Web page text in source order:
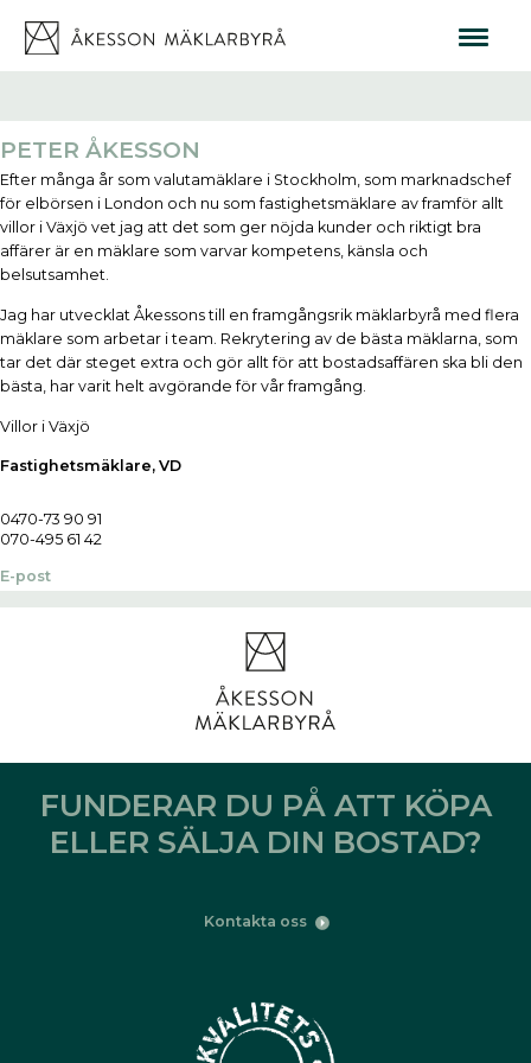
PETER ÅKESSON
Efter många år som valutamäklare i Stockholm, som marknadschef
för elbörsen i London och nu som fastighetsmäklare av framför allt
villor i Växjö vet jag att det som ger nöjda kunder och riktigt bra
affärer är en mäklare som varvar kompetens, känsla och
belsutsamhet.
Jag har utvecklat Åkessons till en framgångsrik mäklarbyrå med flera
mäklare som arbetar i team. Rekrytering av de bästa mäklarna, som
tar det där steget extra och gör allt för att bostadsaffären ska bli den
bästa, har varit helt avgörande för vår framgång.
Villor i Växjö
Fastighetsmäklare, VD
0470-73 90 91
070-495 61 42
E-post
FUNDERAR DU PÅ ATT KÖPA
ELLER SÄLJA DIN BOSTAD?
Kontakta oss